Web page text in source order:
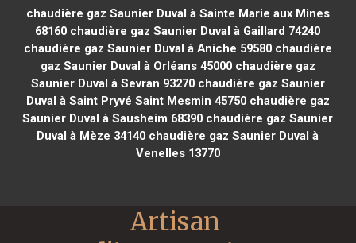
chaudière gaz Saunier Duval à Sainte Marie aux Mines
68160 chaudière gaz Saunier Duval à Gaillard 74240
chaudière gaz Saunier Duval à Aniche 59580chaudière
gaz Saunier Duval à Orléans 45000chaudière gaz
Saunier Duval à Sevran 93270chaudière gaz Saunier
Duval à Saint Pryvé Saint Mesmin 45750chaudière gaz
Saunier Duval à Sausheim 68390 chaudière gaz Saunier
Duval à Mèze 34140 chaudière gaz Saunier Duval à
Venelles 13770
Artisan